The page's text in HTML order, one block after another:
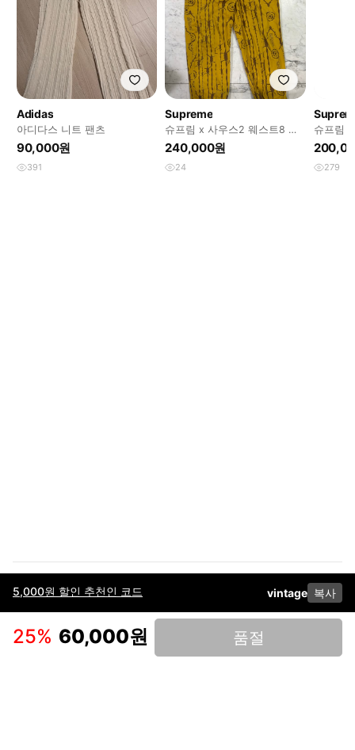
5,000원 할인 추천인 코드 vintage 복사
25% 60,000원 품절
Adidas
아디다스 니트 팬츠
90,000원
391
Supreme
슈프림 x 사우스2 웨스트8 벨
티드 팬츠 옐로우 - 21SS
240,000원
24
슈프림
츠 올리
279
이용약관고객센터판매개인정보 처리방침사업자 정보다운로드
인스타그램